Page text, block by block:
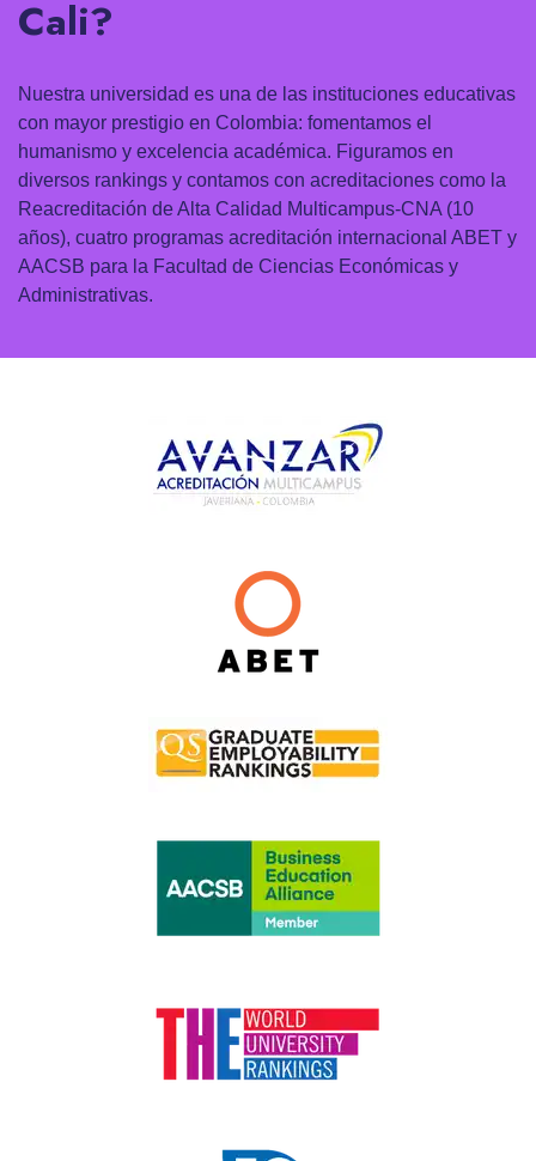
Cali?
Nuestra universidad es una de las instituciones educativas
con mayor prestigio en Colombia: fomentamos el
humanismo y excelencia académica. Figuramos en
diversos rankings y contamos con acreditaciones como la
Reacreditación de Alta Calidad Multicampus-CNA (10
años), cuatro programas acreditación internacional ABET y
AACSB para la Facultad de Ciencias Económicas y
Administrativas.